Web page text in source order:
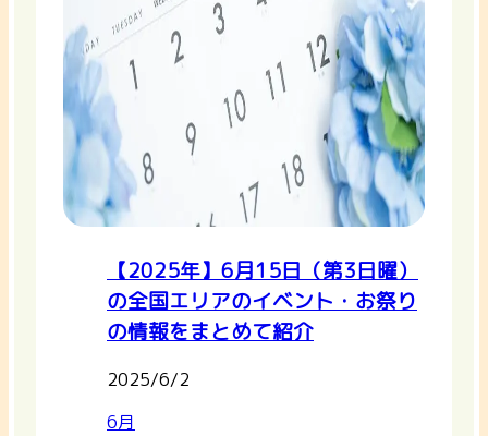
【2025年】6月15日（第3日曜）
の全国エリアのイベント・お祭り
の情報をまとめて紹介
2025/6/2
6月